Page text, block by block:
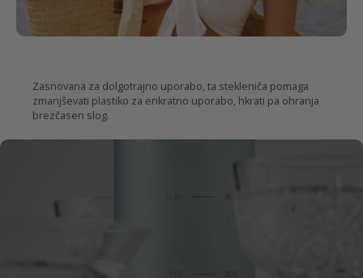
Trajnostnaizbira
Zasnovana za dolgotrajno uporabo, ta stekleniča pomaga
zmanjševati plastiko za enkratno uporabo, hkrati pa ohranja
brezčasen slog.